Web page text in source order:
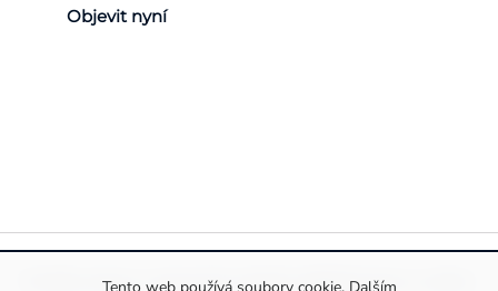
Objevit nyní
Pravidla ochrany a zpracování osobních údajůInformace o cookies